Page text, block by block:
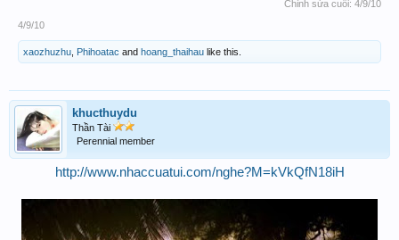
Chỉnh sửa cuối: 4/9/10
4/9/10
xaozhuzhu Phihoatac and hoang_thaihau like this.
khucthuydu
Thần Tài
Perennial member
http://www.nhaccuatui.com/nghe?M=kVkQfN18iH